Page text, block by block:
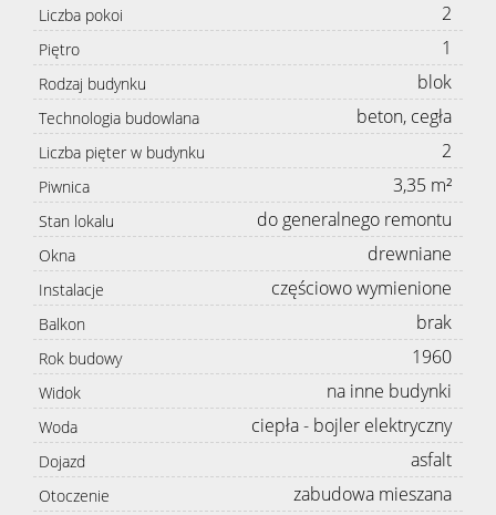
Liczba pokoi 2
Piętro 1
Rodzaj budynku blok
Technologia budowlana beton, cegła
Liczba pięter w budynku 2
Piwnica 3,35 m²
Stan lokalu do generalnego remontu
Okna drewniane
Instalacje częściowo wymienione
Balkon brak
Rok budowy 1960
Widok na inne budynki
Woda ciepła - bojler elektryczny
Dojazd asfalt
Otoczenie zabudowa mieszana